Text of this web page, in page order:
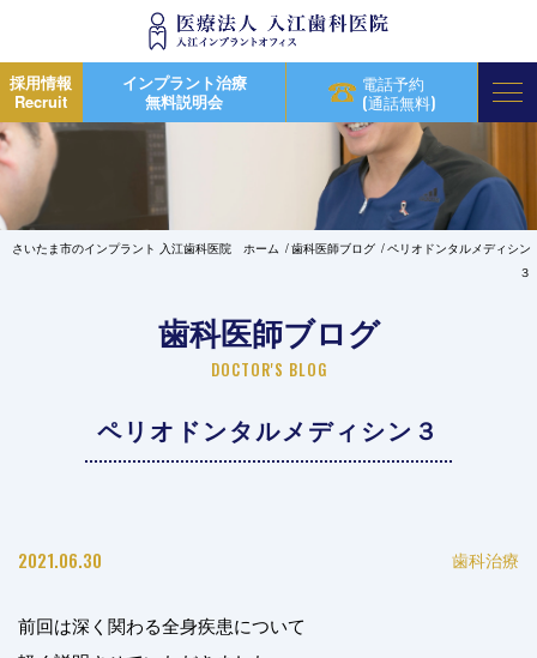
採用情報
Recruit
インプラント治療
無料説明会
電話予約
(通話無料)
さいたま市のインプラント 入江歯科医院 ホーム 歯科医師ブログ
ペリオドンタルメディシン
３
歯科医師ブログ
DOCTOR'S BLOG
ペリオドンタルメディシン３
2021.06.30 歯科治療
前回は深く関わる全身疾患について